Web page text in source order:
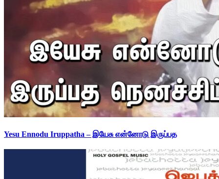
Yesu Ennodu Iruppatha – இயேசு என்னோடு இருப்பத